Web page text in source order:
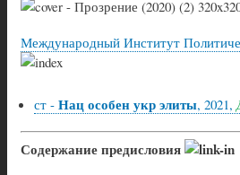
Международный Институт
ст - Нац особен укр элиты, 2021,
Содержание предисловия